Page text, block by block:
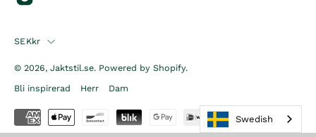
Country
SEKkr
© 2026, Jaktstil.se. Powered by Shopify.
Bli inspirerad
Herr Dam
Swedish